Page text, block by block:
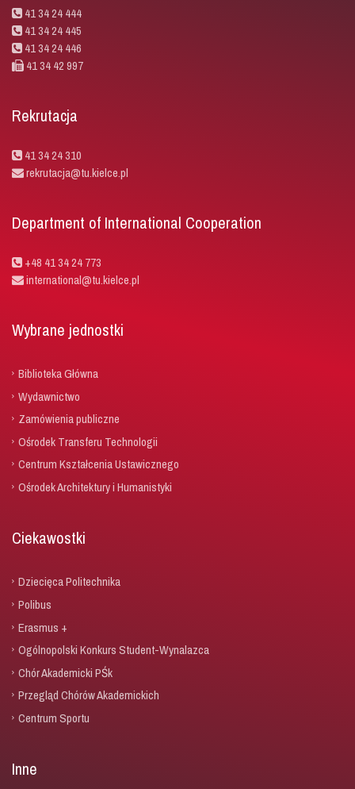
41 34 24 444
41 34 24 445
41 34 24 446
41 34 42 997
Rekrutacja
41 34 24 310
rekrutacja@tu.kielce.pl
Department of International Cooperation
+48 41 34 24 773
international@tu.kielce.pl
Wybrane jednostki
Biblioteka Główna
Wydawnictwo
Zamówienia publiczne
Ośrodek Transferu Technologii
Centrum Kształcenia Ustawicznego
Ośrodek Architektury i Humanistyki
Ciekawostki
Dziecięca Politechnika
Polibus
Erasmus +
Ogólnopolski Konkurs Student-Wynalazca
Chór Akademicki PŚk
Przegląd Chórów Akademickich
Centrum Sportu
Inne